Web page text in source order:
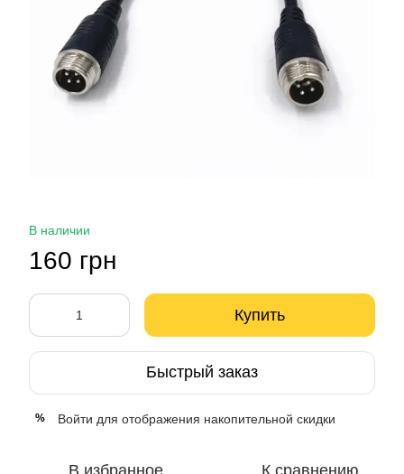
В наличии
160 грн
Купить
Быстрый заказ
% Войти для отображения накопительной скидки
В избранное К сравнению